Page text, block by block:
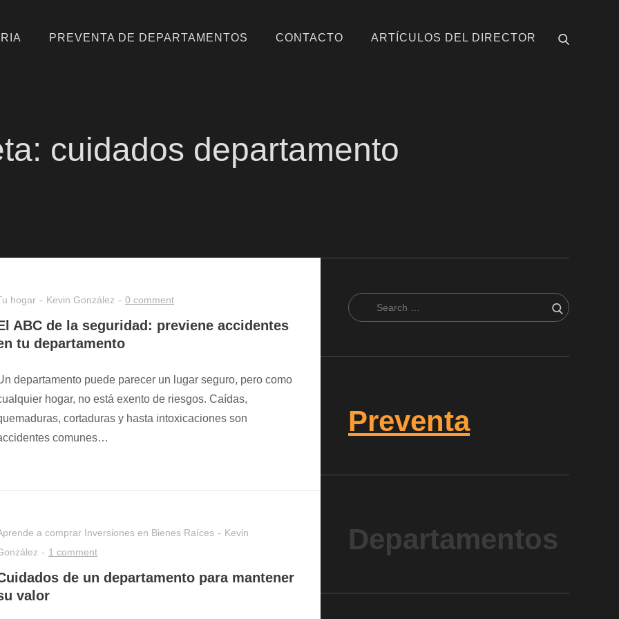
PREVENTA DE DEPARTAMENTOS CONTACTO ARTÍCULOS DEL DIRECTOR
cuidados departamento
hogar Kevin González 0 comment
ABC de la seguridad: previene accidentes
tu departamento
departamento puede parecer un lugar seguro, pero como
hogar, no está exento de riesgos. Caídas,
cortaduras y hasta intoxicaciones son
comunes…
a comprar Inversiones en Bienes Raíces
Kevin
1 comment
de un departamento para mantener
valor
Search
for:
Search
Preventa
Departamentos